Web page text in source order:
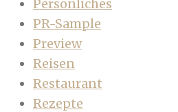
Persönliches
PR-Sample
Preview
Reisen
Restaurant
Rezepte